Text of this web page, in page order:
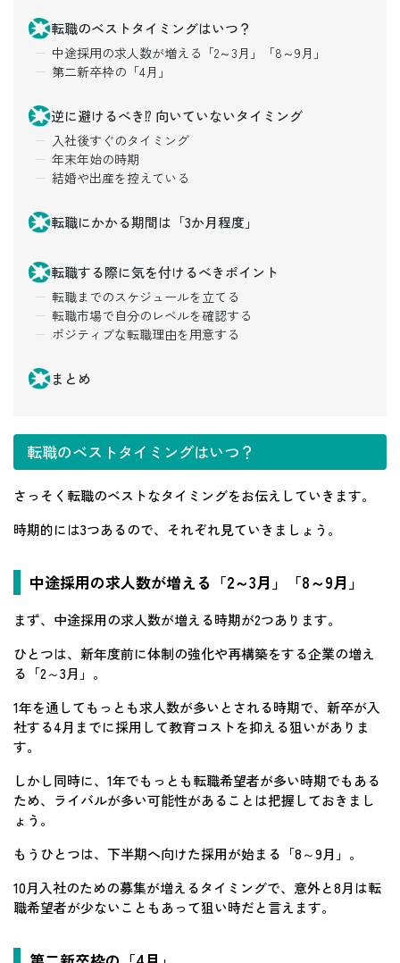
転職のベストタイミングはいつ？
中途採用の求人数が増える「2～3月」「8～9月」
第二新卒枠の「4月」
逆に避けるべき⁉ 向いていないタイミング
入社後すぐのタイミング
年末年始の時期
結婚や出産を控えている
転職にかかる期間は「3か月程度」
転職する際に気を付けるべきポイント
転職までのスケジュールを立てる
転職市場で自分のレベルを確認する
ポジティブな転職理由を用意する
まとめ
転職のベストタイミングはいつ？
さっそく転職のベストなタイミングをお伝えしていきます。
時期的には3つあるので、それぞれ見ていきましょう。
中途採用の求人数が増える「2～3月」「8～9月」
まず、中途採用の求人数が増える時期が2つあります。
ひとつは、新年度前に体制の強化や再構築をする企業の増え
る「2～3月」。
1年を通してもっとも求人数が多いとされる時期で、新卒が入
社する4月までに採用して教育コストを抑える狙いがありま
す。
しかし同時に、1年でもっとも転職希望者が多い時期でもある
ため、ライバルが多い可能性があることは把握しておきまし
ょう。
もうひとつは、下半期へ向けた採用が始まる「8～9月」。
10月入社のための募集が増えるタイミングで、意外と8月は転
職希望者が少ないこともあって狙い時だと言えます。